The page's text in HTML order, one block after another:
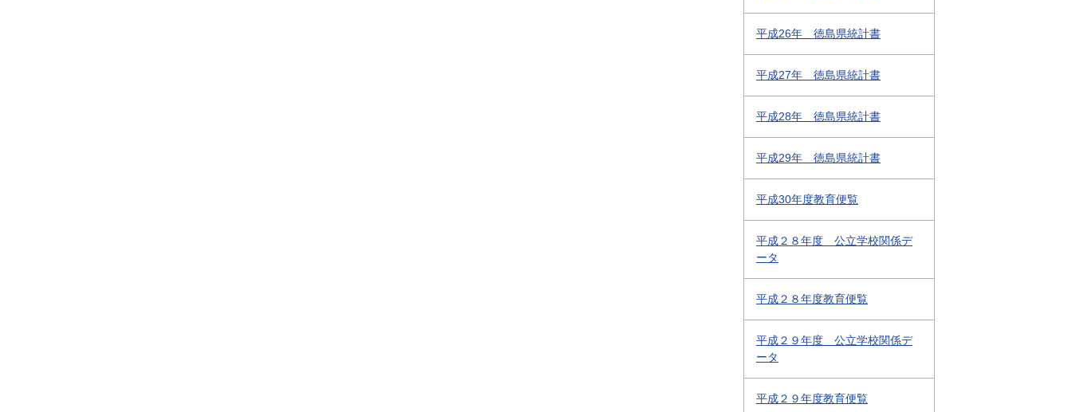
平成26年 徳島県統計書
平成27年 徳島県統計書
平成28年 徳島県統計書
平成29年 徳島県統計書
平成30年度教育便覧
平成２８年度 公立学校関係デ
ータ
平成２８年度教育便覧
平成２９年度 公立学校関係デ
ータ
平成２９年度教育便覧